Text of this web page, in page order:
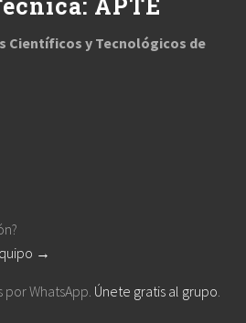
APTE
Científicos y Tecnológicos de
→
WhatsApp. Únete gratis al grupo.